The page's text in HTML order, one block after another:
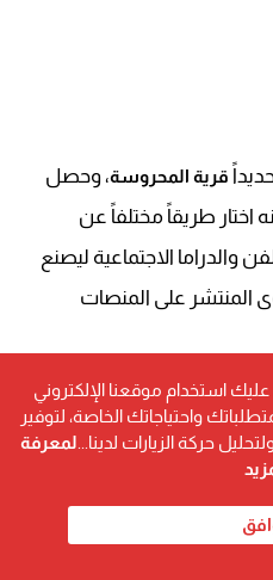
قرية المحروسة، وحصل
اختار طريقاً مختلفاً عن
والدراما الاجتماعية ليصنع
على المنصات
أن يثبت حضوره من خلال
تمس المجتمع الصعيدي
أو تقديم صورة نمطية لا
استخدام موقعنا الإلكتروني
واحتياجاتك الخاصة، لتوفير
حركة الزيارات لدينا... لمعرفة